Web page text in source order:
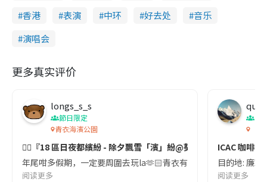
香港
表演 中环 好去处
音乐
演唱会
更多真实评价
longs_s_s
節日限定
青衣海濱公園
👉🏻『18 區日夜都繽紛 - 除夕飄雪「濱」紛@葵青』👈🏻
年尾咁多假期，一定要周圍去玩la🫶🏻青衣有一個為期三日全城
阅读更多
「一
ICAC 咖啡
目的地: 廉
阅读更多